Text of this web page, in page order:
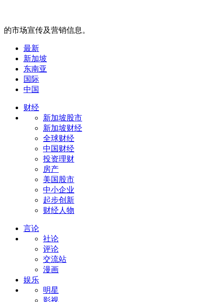
的市场宣传及营销信息。
最新
新加坡
东南亚
国际
中国
财经
新加坡股市
新加坡财经
全球财经
中国财经
投资理财
房产
美国股市
中小企业
起步创新
财经人物
言论
社论
评论
交流站
漫画
娱乐
明星